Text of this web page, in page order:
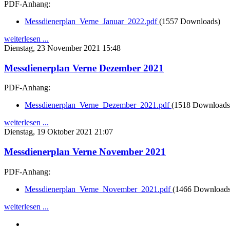
PDF-Anhang:
Messdienerplan_Verne_Januar_2022.pdf(1557 Downloads)
weiterlesen ...
Dienstag, 23 November 2021 15:48
Messdienerplan Verne Dezember 2021
PDF-Anhang:
Messdienerplan_Verne_Dezember_2021.pdf(1518
weiterlesen ...
Dienstag, 19 Oktober 2021 21:07
Messdienerplan Verne November 2021
PDF-Anhang:
Messdienerplan_Verne_November_2021.pdf(1466
weiterlesen ...